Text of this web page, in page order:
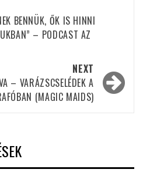
BENNÜK, ŐK IS HINNI
– PODCAST AZ
NEXT
– VARÁZSCSELÉDEK A
(MAGIC MAIDS)